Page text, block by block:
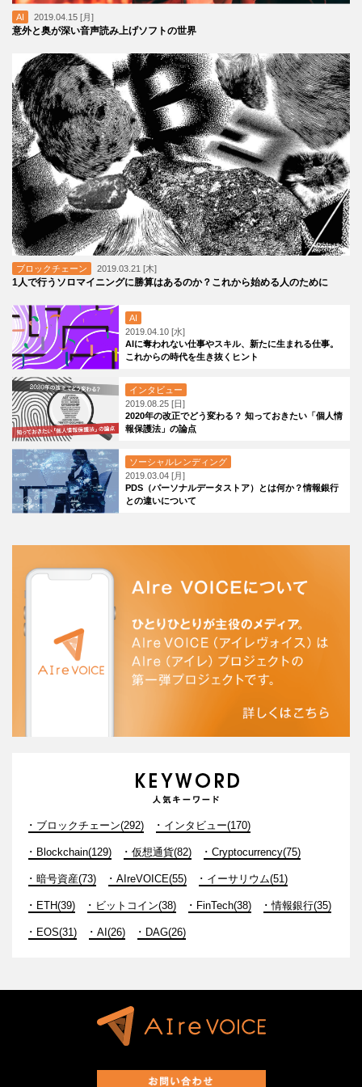
AI 2019.04.15 [月]
意外と奥が深い音声読み上げソフトの世界
ブロックチェーン 2019.03.21 [木]
1人で行うソロマイニングに勝算はあるのか？これから始める人のために
AI
2019.04.10 [水]
AIに奪われない仕事やスキル、新たに生まれる仕事。
これからの時代を生き抜くヒント
インタビュー
2019.08.25 [日]
2020年の改正でどう変わる？ 知っておきたい「個人情
報保護法」の論点
ソーシャルレンディング
2019.03.04 [月]
PDS（パーソナルデータストア）とは何か？情報銀行
との違いについて
ブロックチェーン(292) インタビュー(170)
Blockchain(129) 仮想通貨(82) Cryptocurrency(75)
暗号資産(73) AIreVOICE(55) イーサリウム(51)
ETH(39) ビットコイン(38) FinTech(38) 情報銀行(35)
EOS(31) AI(26) DAG(26)